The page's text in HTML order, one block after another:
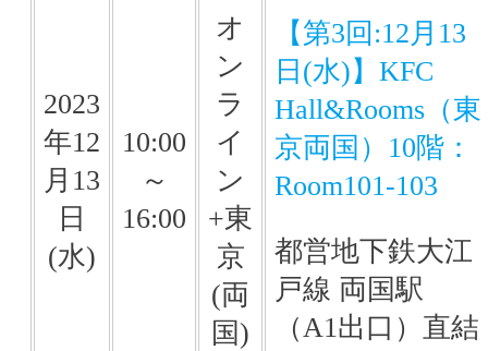
2023
年12
月13
日
(水)
10:00
～
16:00
オ
ン
ラ
イ
ン
+東
京
(両
国)
【第3回:12月13
日(水)】KFC
Hall&Rooms（東
京両国）10階：
Room101-103
都営地下鉄大江
戸線 両国駅
（A1出口）直結